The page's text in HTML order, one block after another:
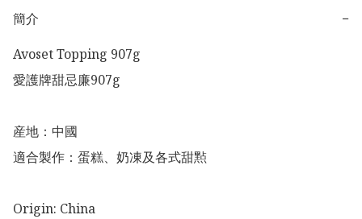
簡介
−
Avoset Topping 907g
愛護牌甜忌廉907g
産地：中國
適合製作：蛋糕、奶凍及各式甜㸃
Origin: China